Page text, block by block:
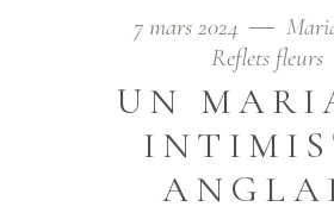
7 mars 2024
Reflets fleurs
UN